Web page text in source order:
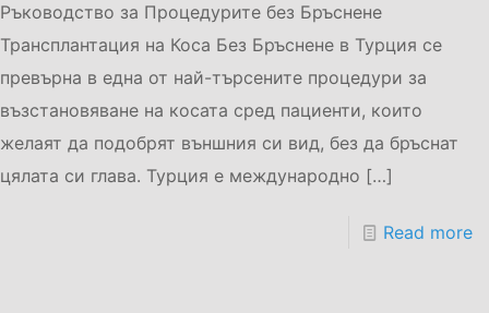
Ръководство за Процедурите без Бръснене
Трансплантация на Коса Без Бръснене в Турция се
превърна в една от най-търсените процедури за
възстановяване на косата сред пациенти, които
желаят да подобрят външния си вид, без да бръснат
цялата си глава. Турция е международно […]
Read more